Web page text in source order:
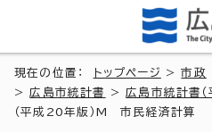
現在の位置： トップページ >市政
>広島市統計書 >広島市統計書
（平成20年版）M 市民経済計算